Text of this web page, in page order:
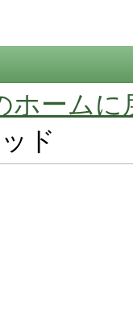
ホームに
ド